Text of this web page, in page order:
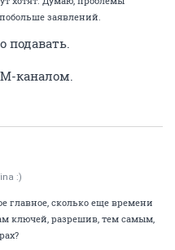
заявлений.
подавать.
каналом.
:)
главное, сколько еще времени
ключей, разрешив, тем самым,